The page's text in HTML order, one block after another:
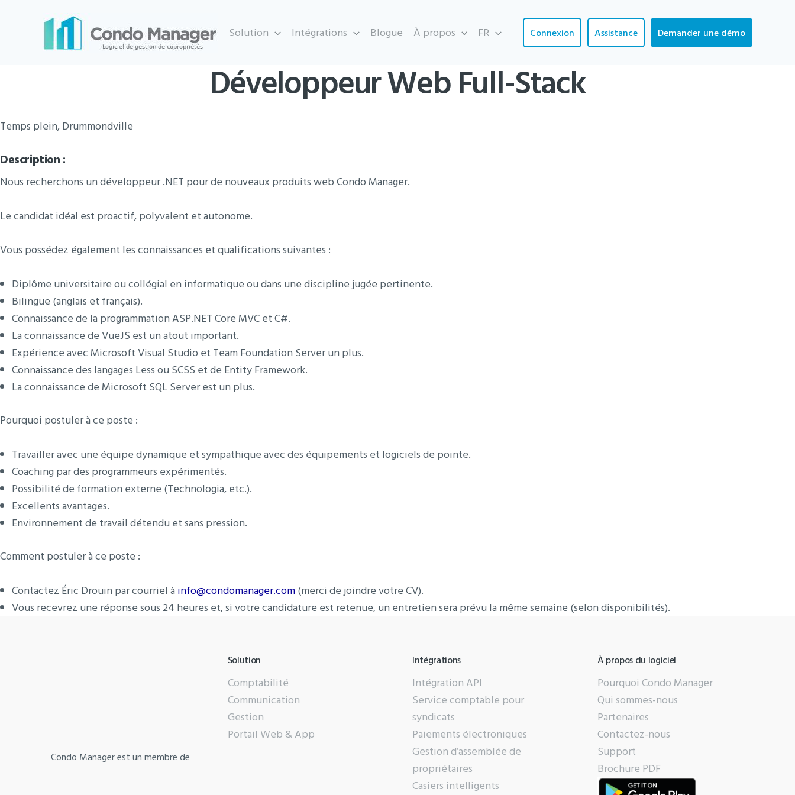
Solution Intégrations Blogue À propos FR Connexion Assistance Demander une démo
Développeur Web Full-Stack
Temps plein, Drummondville
Description :
Nous recherchons un développeur .NET pour de nouveaux produits web Condo Manager.
Le candidat idéal est proactif, polyvalent et autonome.
Vous possédez également les connaissances et qualifications suivantes :
Diplôme universitaire ou collégial en informatique ou dans une discipline jugée pertinente.
Bilingue (anglais et français).
Connaissance de la programmation ASP.NET Core MVC et C#.
La connaissance de VueJS est un atout important.
Expérience avec Microsoft Visual Studio et Team Foundation Server un plus.
Connaissance des langages Less ou SCSS et de Entity Framework.
La connaissance de Microsoft SQL Server est un plus.
Pourquoi postuler à ce poste :
Travailler avec une équipe dynamique et sympathique avec des équipements et logiciels de pointe.
Coaching par des programmeurs expérimentés.
Possibilité de formation externe (Technologia, etc.).
Excellents avantages.
Environnement de travail détendu et sans pression.
Comment postuler à ce poste :
Contactez Éric Drouin par courriel àinfo@condomanager.com(merci de joindre votre CV).
Vous recevrez une réponse sous 24 heures et, si votre candidature est retenue, un entretien sera prévu la même semaine (selon disponibilités).
Condo Manager est un membre de
Solution
Comptabilité
Communication
Gestion
Portail Web & App
Intégrations
Intégration API
Service comptable pour
syndicats
Paiements électroniques
Gestion d’assemblée de
propriétaires
Casiers intelligents
À propos du logiciel
Pourquoi Condo Manager
Qui sommes-nous
Partenaires
Contactez-nous
Support
Brochure PDF